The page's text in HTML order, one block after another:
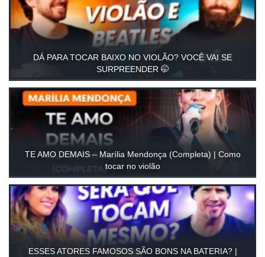
DÁ PARA TOCAR BAIXO NO VIOLÃO? VOCÊ VAI SE
SURPREENDER 🤭
TE AMO DEMAIS – Marília Mendonça (Completa) | Como
tocar no violão
ESSES ATORES FAMOSOS SÃO BONS NA BATERIA? |